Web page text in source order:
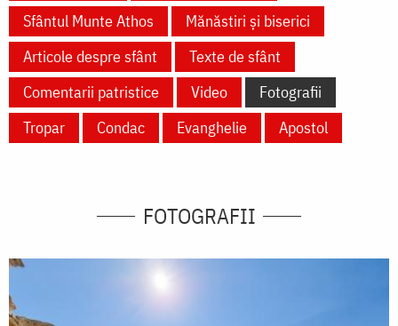
Sfântul Munte Athos
Mănăstiri și biserici
Articole despre sfânt
Texte de sfânt
Comentarii patristice
Video
Fotografii
Tropar
Condac Evanghelie Apostol
FOTOGRAFII